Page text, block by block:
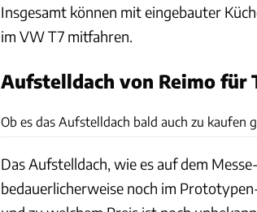
Insgesamt können mit eingebauter
im VW T7 mitfahren.
Aufstelldach von Reimo für
Ob es das Aufstelldach bald auch zu kaufen
Das Aufstelldach, wie es auf dem
bedauerlicherweise noch im